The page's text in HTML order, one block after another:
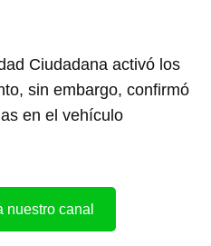
Ciudadana activó los
sin embargo, confirmó
en el vehículo
nuestro canal